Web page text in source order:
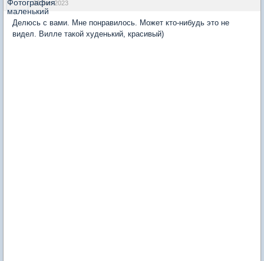
20 Jun 2023
Делюсь с вами. Мне понравилось. Может кто-нибудь это не
видел. Вилле такой худенький, красивый)